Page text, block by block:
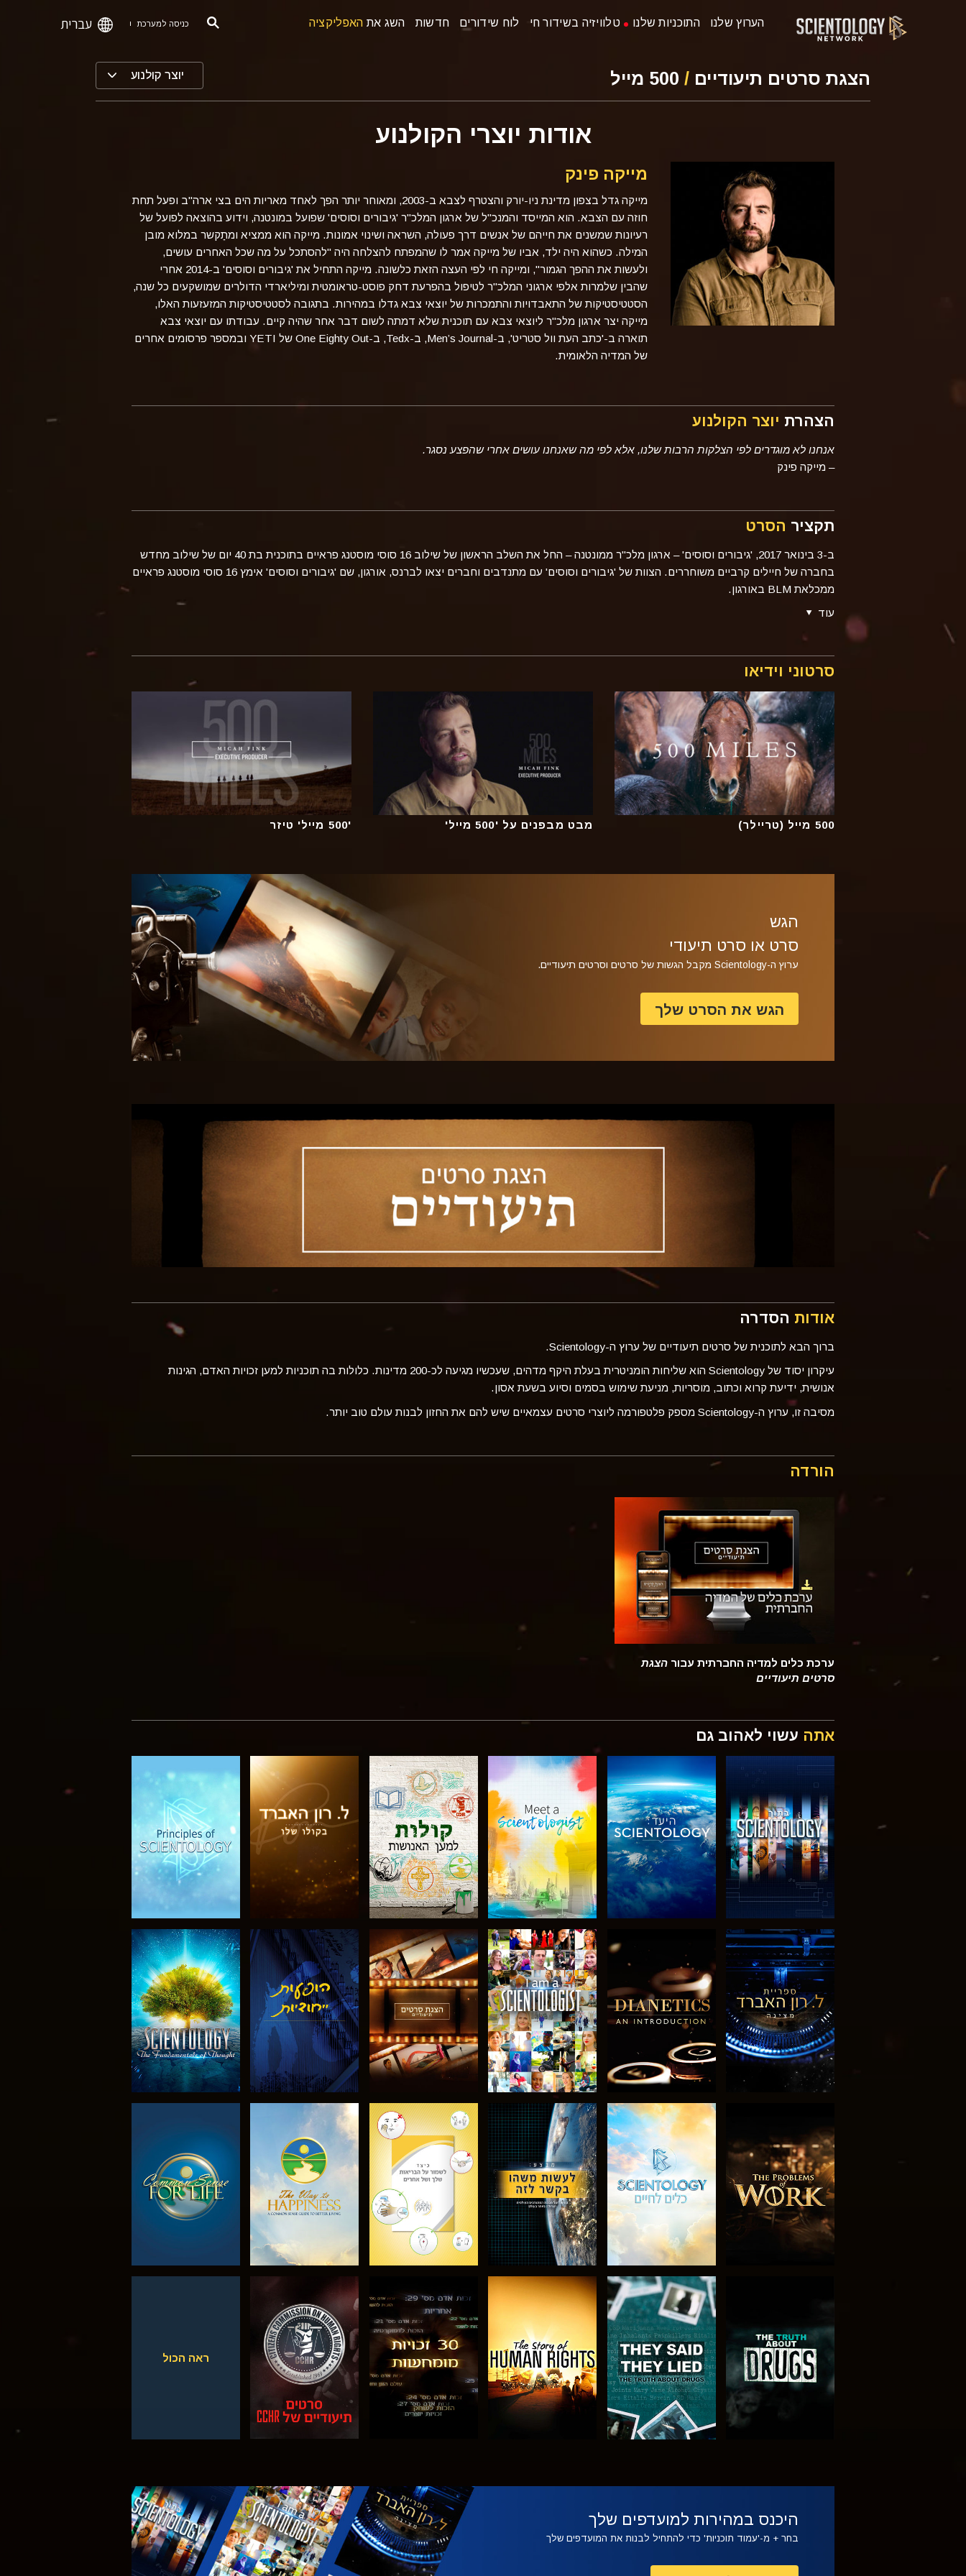
הערוץ שלנו התוכניות שלנו טלוויזיה בשידור חי לוח שידורים חדשות השג את האפליקציה כניסה למערכת עברית
הצגת סרטים תיעודיים / 500 מייל יוצר קולנוע
אודות יוצרי הקולנוע
מייקה פינק
מייקה גדל בצפון מדינת ניו-יורק והצטרף לצבא ב-2003, ומאוחר יותר הפך לאחד מאריות הים בצי ארה"ב ופעל תחת
חוזה עם הצבא. הוא המייסד והמנכ"ל של ארגון המלכ"ר 'גיבורים וסוסים' שפועל במונטנה, וידוע בהוצאה לפועל של
רעיונות שמשנים את חייהם של אנשים דרך פעולה, השראה ושינוי אמונות. מייקה הוא ממציא ומתַקשר במלוא מובן
המילה. כשהוא היה ילד, אביו של מייקה אמר לו שהמפתח להצלחה היה "להסתכל על מה שכל האחרים עושים,
ולעשות את ההפך הגמור", ומייקה חי לפי העצה הזאת כלשונה. מייקה התחיל את 'גיבורים וסוסים' ב-2014 אחרי
שהבין שלמרות אלפי ארגוני המלכ"ר לטיפול בהפרעת דחק פוסט-טראומטית ומיליארדי הדולרים שמושקעים כל שנה,
הסטטיסטיקות של התאבדויות והתמכרות של יוצאי צבא גדלו במהירות. בתגובה לסטטיסטיקות המזעזעות האלו,
מייקה יצר ארגון מלכ"ר ליוצאי צבא עם תוכנית שלא דמתה לשום דבר אחר שהיה קיים. עבודתו עם יוצאי צבא
תוארה ב-'כתב העת וול סטריט',
ב-Men’s Journal, ב-Tedx, ב-One Eighty Out של YETI ובמספר פרסומים אחרים
של המדיה הלאומית.
הצהרת יוצר הקולנוע
אנחנו לא מוגדרים לפי הצלקות הרבות שלנו, אלא לפי מה שאנחנו עושים אחרי שהפצע נסגר.
– מייקה פינק
תקציר הסרט
ב-3 בינואר 2017, 'גיבורים וסוסים' – ארגון מלכ"ר ממונטנה – החל את השלב הראשון של שילוב 16 סוסי מוסטנג פראיים בתוכנית בת 40 יום של שילוב מחדש
בחברה של חיילים קרביים משוחררים. הצוות של 'גיבורים וסוסים' עם מתנדבים וחברים יצאו לברנס, אורגון, שם 'גיבורים וסוסים' אימץ 16 סוסי מוסטנג פראיים
ממכלאת BLM באורגון.
עוד
סרטוני וידיאו
500 מייל (טריילר) מבט מבפנים על '500 מייל' '500 מייל' טיזר
הגש
סרט או סרט תיעודי
ערוץ ה-Scientology מקבל הגשות של סרטים וסרטים תיעודיים.
הגש את הסרט שלך
אודות הסדרה
ברוך הבא לתוכנית של סרטים תיעודיים של ערוץ ה-Scientology.
עיקרון יסוד של Scientology הוא שליחות הומניטרית בעלת היקף מדהים, שעכשיו מגיעה לכ-200 מדינות. כלולות בה תוכניות למען זכויות האדם, הגינות
אנושית, ידיעת קרוא וכתוב, מוסריות, מניעת שימוש בסמים וסיוע בשעת אסון.
מסיבה זו, ערוץ ה-Scientology מספק פלטפורמה ליוצרי סרטים עצמאיים שיש להם את החזון לבנות עולם טוב יותר.
הורדה
ערכת כלים למדיה החברתית עבור הצגת
סרטים תיעודיים
אתה עשוי לאהוב גם
בדוק את הסדרה בדוק את הסדרה בדוק את הסדרה בדוק את הסדרה בדוק את הסדרה צפה
בדוק את הסדרה צפה בדוק את הסדרה בדוק את הסדרה בדוק את הסדרה
צפה צפה צפה
צפה בדוק את הסדרה
ראה הכול
היכנס במהירות למועדפים שלך
בחר + מ-'עמוד תוכניות' כדי להתחיל לבנות את המועדפים שלך